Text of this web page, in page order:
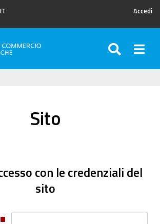
Accedi
Sito
con le credenziali del
sito